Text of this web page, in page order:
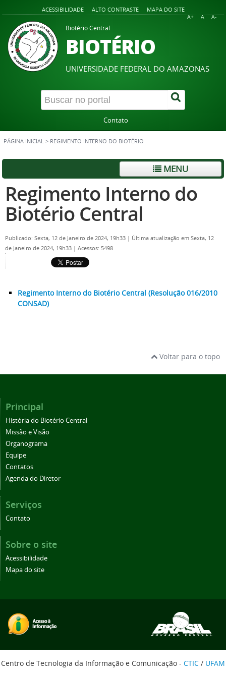
ACESSIBILIDADE ALTO CONTRASTE MAPA DO SITE
A+ A A-
Biotério Central
BIOTÉRIO
UNIVERSIDADE FEDERAL DO AMAZONAS
Contato
PÁGINA INICIAL > REGIMENTO INTERNO DO BIOTÉRIO
MENU
Regimento Interno do
Biotério Central
Publicado: Sexta, 12 de Janeiro de 2024, 19h33 | Última atualização em Sexta, 12
de Janeiro de 2024, 19h33 | Acessos: 5498
Regimento Interno do Biotério Central (Resolução 016/2010
CONSAD)
Voltar para o topo
Principal
História do Biotério Central
Missão e Visão
Organograma
Equipe
Contatos
Agenda do Diretor
Serviços
Contato
Sobre o site
Acessibilidade
Mapa do site
Centro de Tecnologia da Informação e Comunicação - CTIC / UFAM